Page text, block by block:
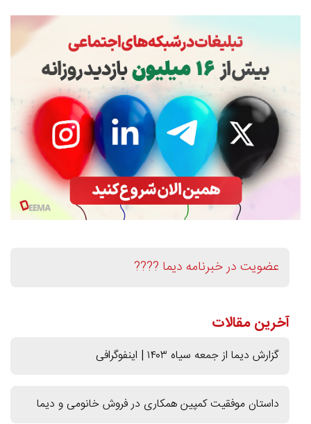
عضویت در خبرنامه دیما ????
آخرین مقالات
گزارش دیما از جمعه سیاه ۱۴۰۳ | اینفوگرافی
داستان موفقیت کمپین همکاری در فروش خانومی و دیما